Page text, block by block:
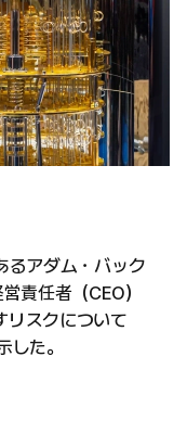
るアダム・バック
責任者（CEO）
リスクについて
た。